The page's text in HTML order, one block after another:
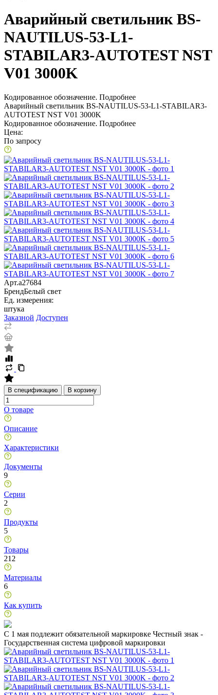
Аварийный светильник BS-
NAUTILUS-53-L1-
STABILAR3-AUTOTEST NST
V01 3000K
Кодированное обозначение. Подробнее
Аварийный светильник BS-NAUTILUS-53-L1-STABILAR3-
AUTOTEST NST V01 3000K
Кодированное обозначение. Подробнее
Цена:
По запросу
Арт.a27684
БрендБелый свет
Ед. измерения:
штука
Заказной Доступен
В спецификацию В корзину
О товаре
Описание
Характеристики
Документы
9
Серии
2
Продукты
5
Товары
212
Материалы
6
Как купить
C 1 мая подлежит обязательной маркировке Честный знак -
Государственная система цифровой маркировки